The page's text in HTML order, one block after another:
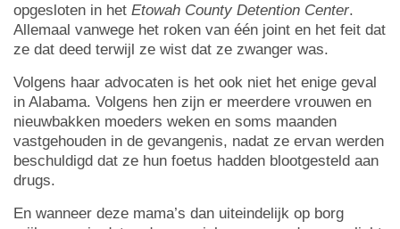
opgesloten in het Etowah County Detention Center.
Allemaal vanwege het roken van één joint en het feit dat
ze dat deed terwijl ze wist dat ze zwanger was.
Volgens haar advocaten is het ook niet het enige geval
in Alabama. Volgens hen zijn er meerdere vrouwen en
nieuwbakken moeders weken en soms maanden
vastgehouden in de gevangenis, nadat ze ervan werden
beschuldigd dat ze hun foetus hadden blootgesteld aan
drugs.
En wanneer deze mama’s dan uiteindelijk op borg